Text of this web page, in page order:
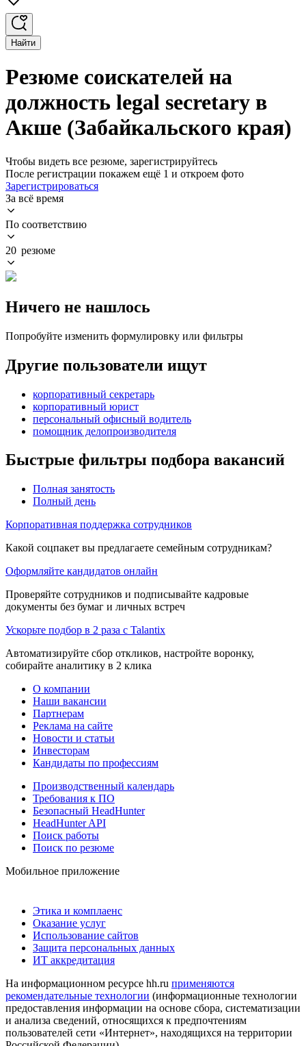
Найти
Резюме соискателей на
должность legal secretary в
Акше (Забайкальского края)
Чтобы видеть все резюме, зарегистрируйтесь
После регистрации покажем ещё 1 и откроем фото
Зарегистрироваться
За всё время
По соответствию
20 резюме
Ничего не нашлось
Попробуйте изменить формулировку или фильтры
Другие пользователи ищут
корпоративный секретарь
корпоративный юрист
персональный офисный водитель
помощник делопроизводителя
Быстрые фильтры подбора вакансий
Полная занятость
Полный день
Корпоративная поддержка сотрудников
Какой соцпакет вы предлагаете семейным сотрудникам?
Оформляйте кандидатов онлайн
Проверяйте сотрудников и подписывайте кадровые
документы без бумаг и личных встреч
Ускорьте подбор в 2 раза с Talantix
Автоматизируйте сбор откликов, настройте воронку,
собирайте аналитику в 2 клика
О компании
Наши вакансии
Партнерам
Реклама на сайте
Новости и статьи
Инвесторам
Кандидаты по профессиям
Производственный календарь
Требования к ПО
Безопасный HeadHunter
HeadHunter API
Поиск работы
Поиск по резюме
Мобильное приложение
Этика и комплаенс
Оказание услуг
Использование сайтов
Защита персональных данных
ИТ аккредитация
На информационном ресурсе hh.ru применяются
рекомендательные технологии (информационные технологии
предоставления информации на основе сбора, систематизации
и анализа сведений, относящихся к предпочтениям
пользователей сети «Интернет», находящихся на территории